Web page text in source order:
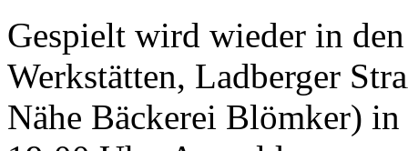
Gespielt wird wieder in
Werkstätten, Ladberger
Nähe Bäckerei Blömker)